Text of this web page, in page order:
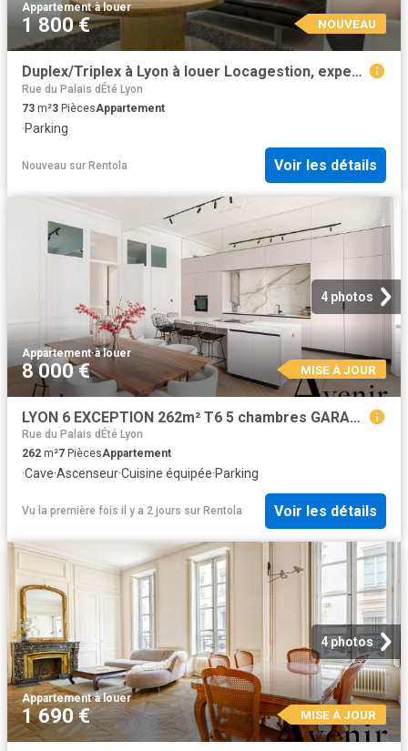
Appartement·à louer
1 800 € NOUVEAU
Duplex/Triplex à Lyon à louer Locagestion, expert en gestion locative
Rue du Palais dÉté Lyon
73 m²3 PiècesAppartement
·Parking
Nouveau sur Rentola Voir les détails
4 photos
Appartement·à louer
8 000 € MISE À JOUR
LYON 6 EXCEPTION 262m² T6 5 chambres GARAGE Lyon
Rue du Palais dÉté Lyon
262 m²7 PiècesAppartement
·Cave·Ascenseur·Cuisine équipée·Parking
Vu la première fois il y a 2 jours sur Rentola Voir les détails
4 photos
Appartement·à louer
1 690 € MISE À JOUR